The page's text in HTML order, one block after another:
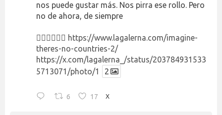
nos puede gustar más. Nos pirra ese rollo. Pero
no de ahora, de siempre
👉🏻👉🏻👉🏻 https://www.lagalerna.com/imagine-
theres-no-countries-2/
https://x.com/lagalerna_/status/203784931533
5713071/photo/1
2
6 17 X